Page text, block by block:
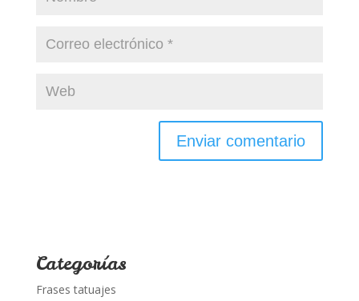
Categorías
Frases tatuajes